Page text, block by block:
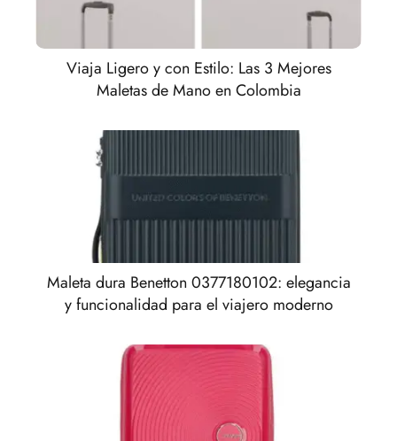
Viaja Ligero y con Estilo: Las 3 Mejores
Maletas de Mano en Colombia
Maleta dura Benetton 0377180102: elegancia
y funcionalidad para el viajero moderno